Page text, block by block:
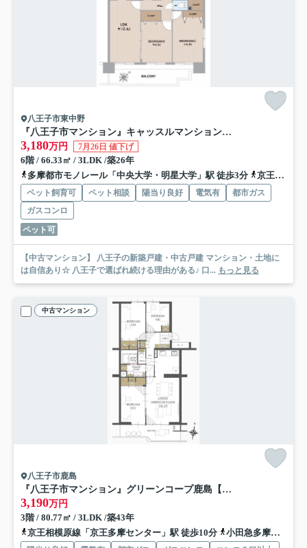
八王子市東中野
『八王子市マンション』キャッスルマンション多摩センター【仲介手数料無料】 八王子市東中野241‐1
3,180万円 7月26日 値下げ
6階 / 66.33㎡ / 3LDK /築26年
多摩都市モノレール「中央大学・明星大学」駅 徒歩3分
京王相模原線「京王多摩センター」駅 徒歩22分
ペット飼育可 ペット相談 陽当り良好 電気有
都市ガス
ガスコンロ
ペット可
【中古マンション】 八王子の新築戸建・中古戸建 マンション・土地に
は自信あり☆ 八王子で選ばれ続ける理由がある♪ 口... もっと見る
中古マンション
八王子市鹿島
『八王子市マンション』グリーンコープ鹿島【仲介手数料無料】 八王子市鹿島22-1
3,190万円
3階 / 80.77㎡ / 3LDK /築43年
京王相模原線「京王多摩センター」駅 徒歩10分
小田急多摩線「小田急多摩センター」駅 徒歩10分